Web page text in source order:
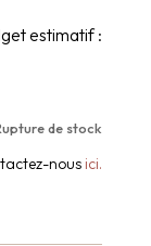
estimatif :
de stock
nous ici.